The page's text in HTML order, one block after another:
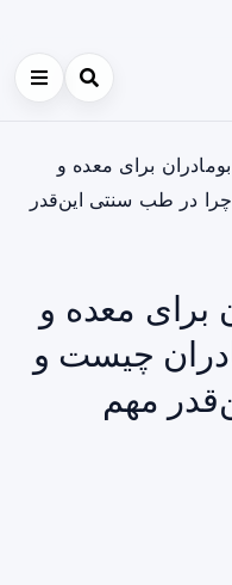
برای معده و
در طب سنتی این‌قدر
برای معده و
چیست و
مهم